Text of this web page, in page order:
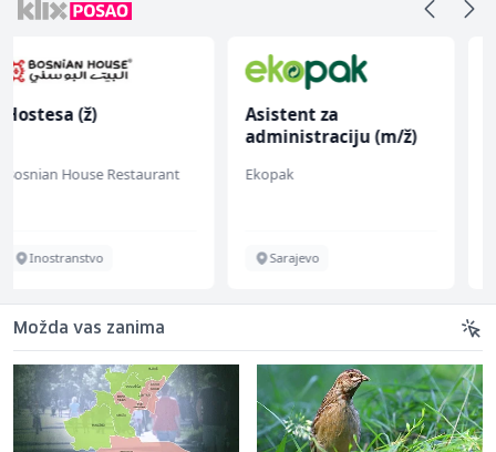
Asistent za
Ekopak
Sarajevo
Skladišni radnik (m/ž)
Lidl BH
Lepenica
Možda vas zanima